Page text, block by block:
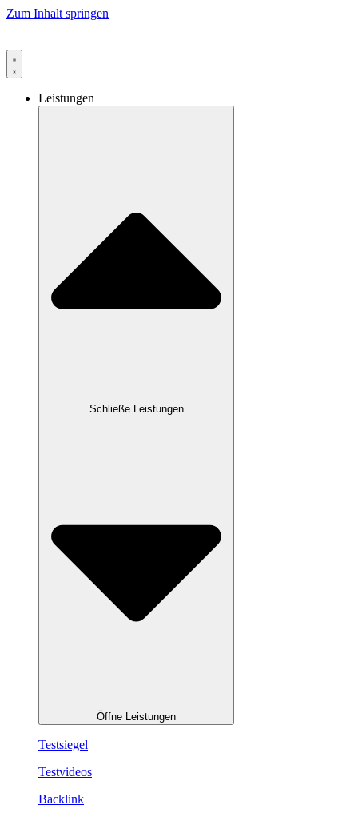
Zum Inhalt springen
Leistungen
Schließe Leistungen
Öffne Leistungen
Testsiegel
Testvideos
Backlink